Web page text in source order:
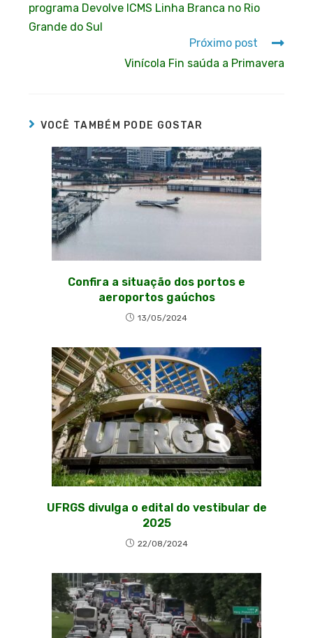
programa Devolve ICMS Linha Branca no Rio
Grande do Sul
Próximo post
Vinícola Fin saúda a Primavera
VOCÊ TAMBÉM PODE GOSTAR
Confira a situação dos portos e
aeroportos gaúchos
13/05/2024
UFRGS divulga o edital do vestibular de
2025
22/08/2024